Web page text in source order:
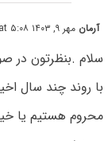
آرمان مهر ۹, ۱۴۰۳ at ۵:۰۸ ب٫ظ
محروم هستیم یا